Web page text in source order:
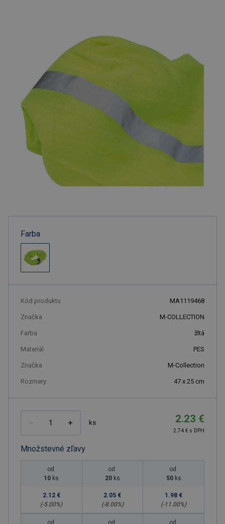
Farba
Kód produktu MA1119468
Značka M-COLLECTION
Farba žltá
Materiál PES
Značka M-Collection
Rozmery 47 x 25 cm
ks 2.23 €
2.74 € s DPH
Množstevné zľavy
od
10 ks
2.12 €
(-5.00%)
od
20 ks
2.05 €
(-8.00%)
od
50 ks
1.98 €
(-11.00%)
od od od